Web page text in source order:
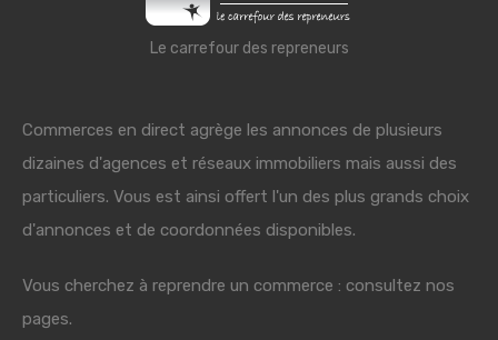
Le carrefour des repreneurs
Commerces en direct agrège les annonces de plusieurs
dizaines d'agences et réseaux immobiliers mais aussi des
particuliers. Vous est ainsi offert l'un des plus grands choix
d'annonces et de coordonnées disponibles.
Vous cherchez à reprendre un commerce : consultez nos
pages.